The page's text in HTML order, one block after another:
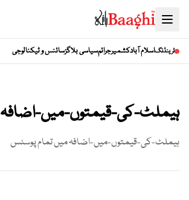
ٹرینڈنگاسلام آبادکشمیرجرائمسیاسی بلاگزسائنس و ٹیکنالوجی
ہیملٹ-کی-قیمتوں-میں-اضافہ
ہیملٹ-کی-قیمتوں-میں-اضافہمیں تمام پوسٹس